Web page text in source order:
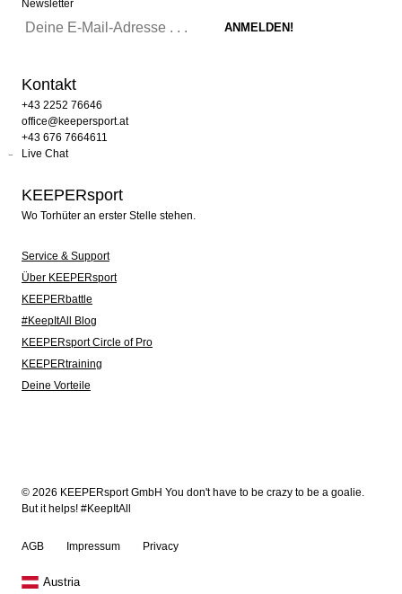
Newsletter
Kontakt
+43 2252 76646
office@keepersport.at
+43 676 7664611
Live Chat
KEEPERsport
Wo Torhüter an erster Stelle stehen.
Service & Support
Über KEEPERsport
KEEPERbattle
#KeepItAll Blog
KEEPERsport Circle of Pro
KEEPERtraining
Deine Vorteile
© 2026 KEEPERsport GmbH You don't have to be crazy to be a goalie.
But it helps! #KeepItAll
AGB Impressum Privacy
Austria